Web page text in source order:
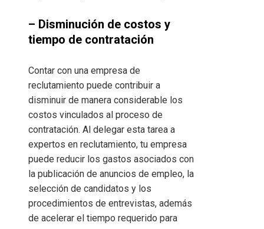
– Disminución de costos y
tiempo de contratación
Contar con una empresa de
reclutamiento puede contribuir a
disminuir de manera considerable los
costos vinculados al proceso de
contratación. Al delegar esta tarea a
expertos en reclutamiento, tu empresa
puede reducir los gastos asociados con
la publicación de anuncios de empleo, la
selección de candidatos y los
procedimientos de entrevistas, además
de acelerar el tiempo requerido para